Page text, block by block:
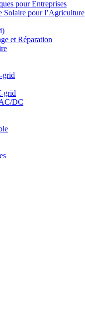
pour Entreprises
Solaire pour l’Agriculture
et Réparation
grid
grid
DC